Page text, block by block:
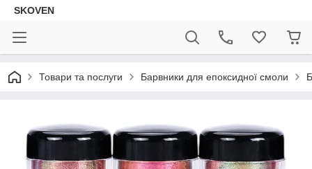
SKOVEN
Товари та послуги Барвники для епоксидної смоли